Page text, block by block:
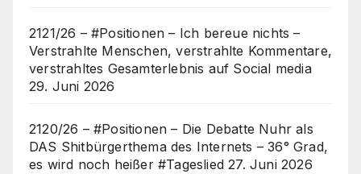
2121/26 – #Positionen – Ich bereue nichts –
Verstrahlte Menschen, verstrahlte Kommentare,
verstrahltes Gesamterlebnis auf Social media
29. Juni 2026
2120/26 – #Positionen – Die Debatte Nuhr als
DAS Shitbürgerthema des Internets – 36° Grad,
es wird noch heißer #Tageslied 27. Juni 2026